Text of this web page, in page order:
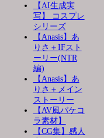
【AI生成実
写】 コスプレ
シリーズ
【Anasis】あ
りさ＋IFスト
ーリー(NTR
編)
【Anasis】あ
りさ＋メイン
ストーリー
【AV風パケコ
ラ素材】
【CG集】感人